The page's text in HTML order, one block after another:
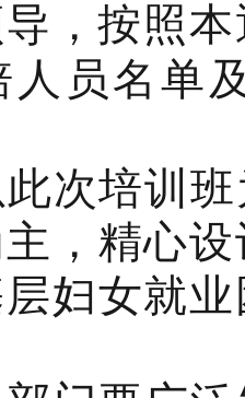
，按照
人员名单
此次培训
，精心
妇女就